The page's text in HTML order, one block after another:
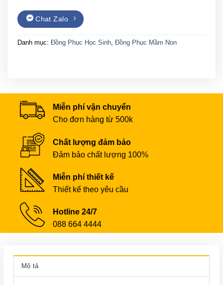
Chat Zalo
Danh mục: Đồng Phục Học Sinh Đồng Phục Mầm Non
Miễn phí vận chuyển
Cho đơn hàng từ 500k
Chất lượng đảm bảo
Đảm bảo chất lượng 100%
Miễn phí thiết kế
Thiết kế theo yêu cầu
Hotline 24/7
088 664 4444
Mô tả